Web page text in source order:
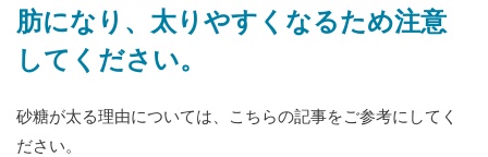
肪になり、太りやすくなるため注意
してください。
砂糖が太る理由については、こちらの記事をご参考にしてく
ださい。